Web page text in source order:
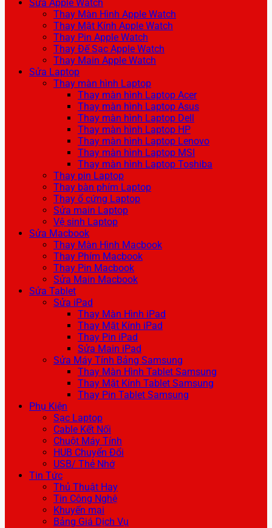
Sửa Apple Watch
Thay Màn Hình Apple Watch
Thay Mặt Kính Apple Watch
Thay Pin Apple Watch
Thay Đế Sạc Apple Watch
Thay Main Apple Watch
Sửa Laptop
Thay màn hình Laptop
Thay màn hình Laptop Acer
Thay màn hình Laptop Asus
Thay màn hình Laptop Dell
Thay màn hình Laptop HP
Thay màn hình Laptop Lenovo
Thay màn hình Laptop MSI
Thay màn hình Laptop Toshiba
Thay pin Laptop
Thay bàn phím Laptop
Thay ổ cứng Laptop
Sửa main Laptop
Vệ sinh Laptop
Sửa Macbook
Thay Màn Hình Macbook
Thay Phím Macbook
Thay Pin Macbook
Sửa Main Macbook
Sửa Tablet
Sửa iPad
Thay Màn Hình iPad
Thay Mặt Kính iPad
Thay Pin iPad
Sửa Main iPad
Sửa Máy Tính Bảng Samsung
Thay Màn Hình Tablet Samsung
Thay Mặt Kính Tablet Samsung
Thay Pin Tablet Samsung
Phụ Kiện
Sạc Laptop
Cable Kết Nối
Chuột Máy Tính
HUB Chuyển Đổi
USB/ Thẻ Nhớ
Tin Tức
Thủ Thuật Hay
Tin Công Nghệ
Khuyến mại
Bảng Giá Dịch Vụ